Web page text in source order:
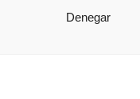
Denegar